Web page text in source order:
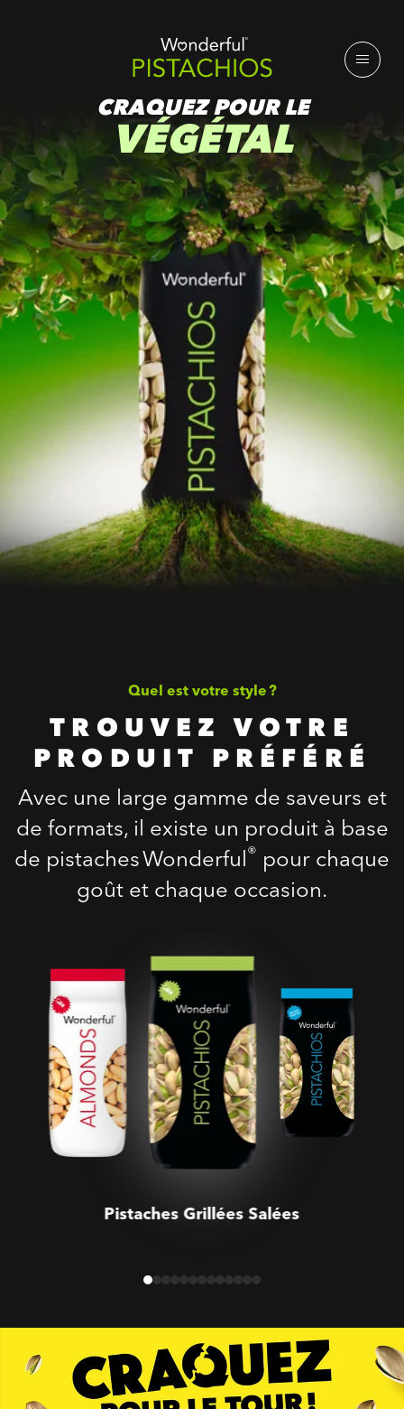
CRAQUEZ POUR LE
VÉGÉTAL
Quel est votre style ?
TROUVEZ VOTRE
PRODUIT PRÉFÉRÉ
Avec une large gamme de saveurs et
de formats, il existe un produit à base
de pistaches Wonderful® pour chaque
goût et chaque occasion.
Pistaches Grillées Salées
Pistaches Grillées Salées